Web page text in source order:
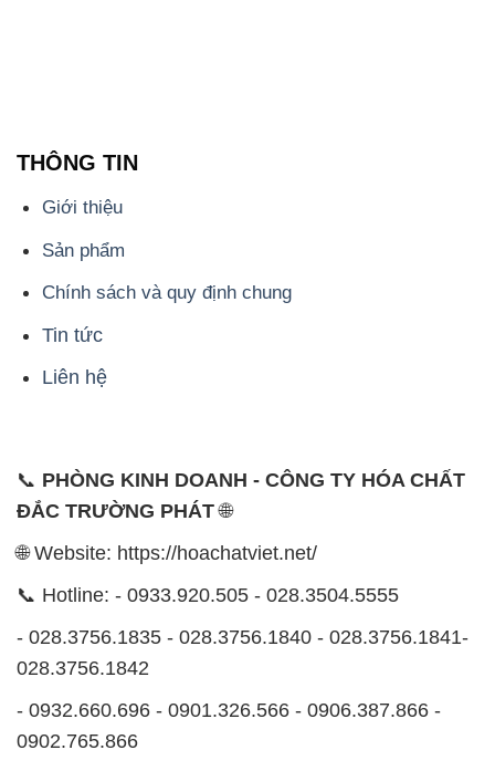
THÔNG TIN
Giới thiệu
Sản phẩm
Chính sách và quy định chung
Tin tức
Liên hệ
📞 PHÒNG KINH DOANH - CÔNG TY HÓA CHẤT
ĐẮC TRƯỜNG PHÁT🌐
🌐 Website: https://hoachatviet.net/
📞 Hotline: - 0933.920.505 - 028.3504.5555
- 028.3756.1835 - 028.3756.1840 - 028.3756.1841-
028.3756.1842
- 0932.660.696 - 0901.326.566 - 0906.387.866 -
0902.765.866